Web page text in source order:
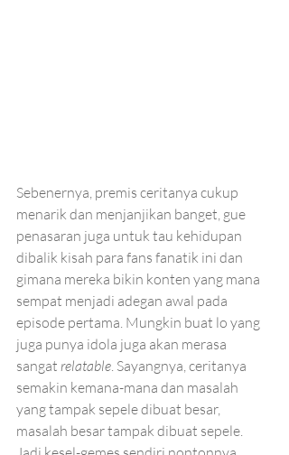
Sebenernya, premis ceritanya cukup
menarik dan menjanjikan banget, gue
penasaran juga untuk tau kehidupan
dibalik kisah para fans fanatik ini dan
gimana mereka bikin konten yang mana
sempat menjadi adegan awal pada
episode pertama. Mungkin buat lo yang
juga punya idola juga akan merasa
sangat relatable . Sayangnya, ceritanya
semakin kemana-mana dan masalah
yang tampak sepele dibuat besar,
masalah besar tampak dibuat sepele.